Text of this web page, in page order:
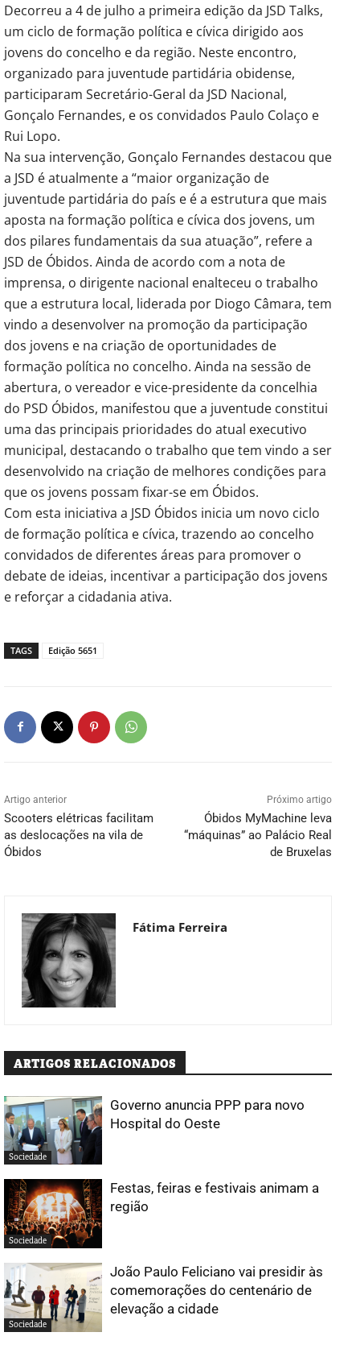
Decorreu a 4 de julho a primeira edição da JSD Talks,
um ciclo de formação política e cívica dirigido aos
jovens do concelho e da região. Neste encontro,
organizado para juventude partidária obidense,
participaram Secretário-Geral da JSD Nacional,
Gonçalo Fernandes, e os convidados Paulo Colaço e
Rui Lopo.
Na sua intervenção, Gonçalo Fernandes destacou que
a JSD é atualmente a “maior organização de
juventude partidária do país e é a estrutura que mais
aposta na formação política e cívica dos jovens, um
dos pilares fundamentais da sua atuação”, refere a
JSD de Óbidos. Ainda de acordo com a nota de
imprensa, o dirigente nacional enalteceu o trabalho
que a estrutura local, liderada por Diogo Câmara, tem
vindo a desenvolver na promoção da participação
dos jovens e na criação de oportunidades de
formação política no concelho. Ainda na sessão de
abertura, o vereador e vice-presidente da concelhia
do PSD Óbidos, manifestou que a juventude constitui
uma das principais prioridades do atual executivo
municipal, destacando o trabalho que tem vindo a ser
desenvolvido na criação de melhores condições para
que os jovens possam fixar-se em Óbidos.
Com esta iniciativa a JSD Óbidos inicia um novo ciclo
de formação política e cívica, trazendo ao concelho
convidados de diferentes áreas para promover o
debate de ideias, incentivar a participação dos jovens
e reforçar a cidadania ativa.
TAGS Edição 5651
Artigo anterior
Scooters elétricas facilitam
as deslocações na vila de
Óbidos
Próximo artigo
Óbidos MyMachine leva
“máquinas” ao Palácio Real
de Bruxelas
Fátima Ferreira
ARTIGOS RELACIONADOS
Sociedade
Governo anuncia PPP para novo
Hospital do Oeste
Sociedade
Festas, feiras e festivais animam a
região
Sociedade
João Paulo Feliciano vai presidir às
comemorações do centenário de
elevação a cidade